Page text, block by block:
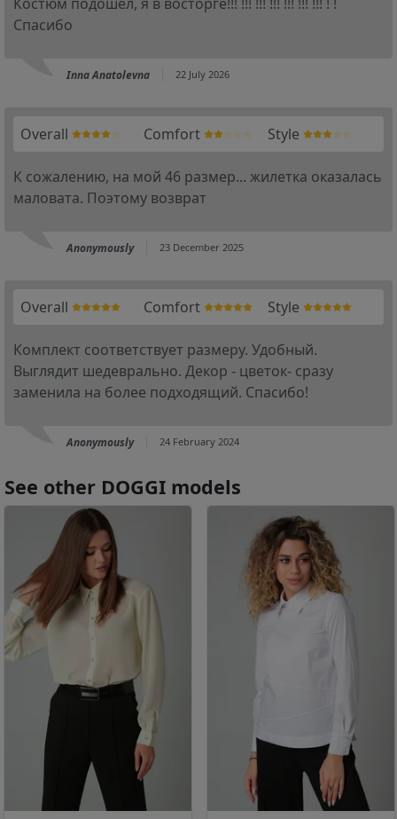
Костюм подошел, я в восторге!!! !!! !!! !!! !!! !!! !!! ! !
Спасибо
Inna Anatolevna 22 July 2026
Overall Comfort Style
К сожалению, на мой 46 размер... жилетка оказалась
маловата. Поэтому возврат
Anonymously 23 December 2025
Overall Comfort Style
Комплект соответствует размеру. Удобный.
Выглядит шедеврально. Декор - цветок- сразу
заменила на более подходящий. Спасибо!
Anonymously 24 February 2024
See other DOGGI models